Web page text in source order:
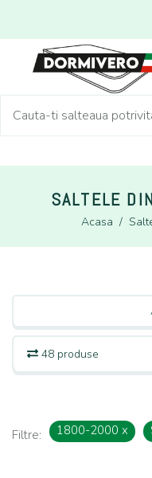
SALTELE
Acasa /
48 produse
Filtre: 1800-2000 x